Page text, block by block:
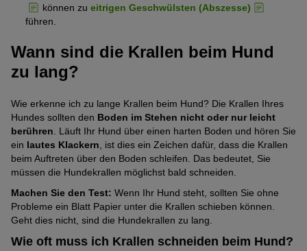
können zu eitrigen Geschwülsten (Abszesse)
führen.
Wann sind die Krallen beim Hund
zu lang?
Wie erkenne ich zu lange Krallen beim Hund? Die Krallen Ihres
Hundes sollten den Boden im Stehen nicht oder nur leicht
berühren . Läuft Ihr Hund über einen harten Boden und hören Sie
ein lautes Klackern , ist dies ein Zeichen dafür, dass die Krallen
beim Auftreten über den Boden schleifen. Das bedeutet, Sie
müssen die Hundekrallen möglichst bald schneiden.
Machen Sie den Test: Wenn Ihr Hund steht, sollten Sie ohne
Probleme ein Blatt Papier unter die Krallen schieben können.
Geht dies nicht, sind die Hundekrallen zu lang.
Wie oft muss ich Krallen schneiden beim Hund?